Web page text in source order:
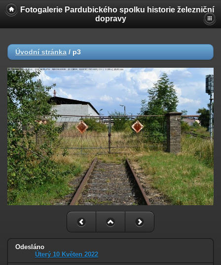
Fotogalerie Pardubického spolku historie železniční
dopravy
Úvodní stránka / p3
Odesláno
Úterý 10 Květen 2022